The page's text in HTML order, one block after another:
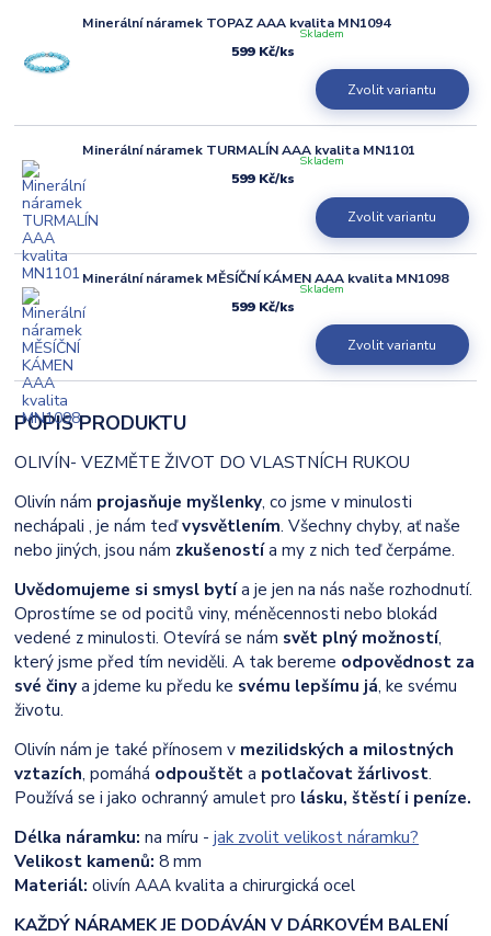
Minerální náramek TOPAZ AAA kvalita MN1094
599 Kč/ks
Skladem
Zvolit variantu
Minerální náramek TURMALÍN AAA kvalita MN1101
599 Kč/ks
Skladem
Zvolit variantu
Minerální náramek MĚSÍČNÍ KÁMEN AAA kvalita MN1098
599 Kč/ks
Skladem
Zvolit variantu
POPIS PRODUKTU
OLIVÍN- VEZMĚTE ŽIVOT DO VLASTNÍCH RUKOU
Olivín nám projasňuje myšlenky, co jsme v minulosti
nechápali , je nám teďvysvětlením. Všechny chyby, ať naše
nebo jiných, jsou nám zkušenostía my z nich teď čerpáme.
Uvědomujeme si smysl bytía je jen na nás naše rozhodnutí.
Oprostíme se od pocitů viny, méněcennosti nebo blokád
vedené z minulosti. Otevírá se nám svět plný možností,
který jsme před tím neviděli. A tak bereme odpovědnost za
své činya jdeme ku předu ke svému lepšímu já, ke svému
životu.
Olivín nám je také přínosem v mezilidských a milostných
vztazích, pomáhá odpouštěta potlačovat žárlivost.
Používá se i jako ochranný amulet pro lásku, štěstí i peníze.
Délka náramku:na míru -jak zvolit velikost náramku?
Velikost kamenů:8 mm
Materiál: olivín AAA kvalita a chirurgická ocel
KAŽDÝ NÁRAMEK JE DODÁVÁN V DÁRKOVÉM BALENÍ